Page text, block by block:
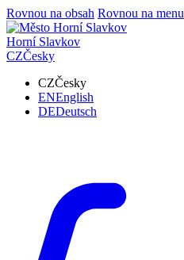
Rovnou na obsah Rovnou na menu
Horní Slavkov
CZČesky
CZČesky
ENEnglish
DEDeutsch